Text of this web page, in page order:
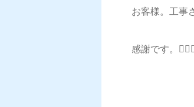
お客様。工事
感謝です。